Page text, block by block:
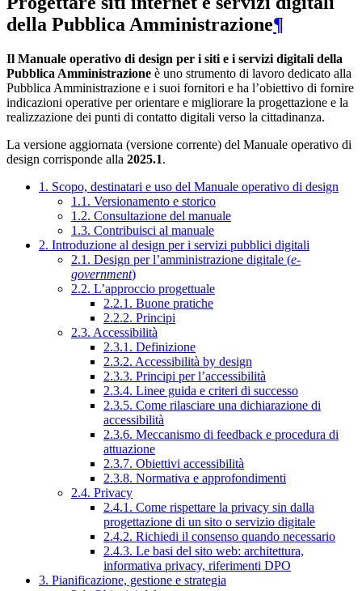
della Pubblica Amministrazione¶
Il Manuale operativo di design per i siti e i servizi digitali della
Pubblica Amministrazione è uno strumento di lavoro dedicato alla
Pubblica Amministrazione e i suoi fornitori e ha l’obiettivo di fornire
indicazioni operative per orientare e migliorare la progettazione e la
realizzazione dei punti di contatto digitali verso la cittadinanza.
La versione aggiornata (versione corrente) del Manuale operativo di
design corrisponde alla 2025.1.
1. Scopo, destinatari e uso del Manuale operativo di design
1.1. Versionamento e storico
1.2. Consultazione del manuale
1.3. Contribuisci al manuale
2. Introduzione al design per i servizi pubblici digitali
2.1. Design per l’amministrazione digitale (e-
government)
2.2. L’approccio progettuale
2.2.1. Buone pratiche
2.2.2. Principi
2.3. Accessibilità
2.3.1. Definizione
2.3.2. Accessibilità by design
2.3.3. Principi per l’accessibilità
2.3.4. Linee guida e criteri di successo
2.3.5. Come rilasciare una dichiarazione di
accessibilità
2.3.6. Meccanismo di feedback e procedura di
attuazione
2.3.7. Obiettivi accessibilità
2.3.8. Normativa e approfondimenti
2.4. Privacy
2.4.1. Come rispettare la privacy sin dalla
progettazione di un sito o servizio digitale
2.4.2. Richiedi il consenso quando necessario
2.4.3. Le basi del sito web: architettura,
informativa privacy, riferimenti DPO
3. Pianificazione, gestione e strategia